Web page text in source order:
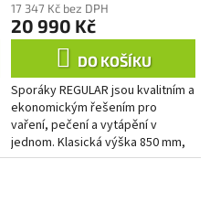
17 347 Kč bez DPH
20 990 Kč
DO KOŠÍKU
Sporáky REGULAR jsou kvalitním a
ekonomickým řešením pro
vaření, pečení a vytápění v
jednom. Klasická výška 850 mm,
smaltovaná trouba s prosklenými